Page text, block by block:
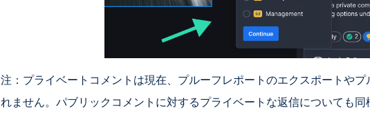
注：プライベートコメントは現在、プルーフレポートのエクスポートや
れません。パブリックコメントに対するプライベートな返信についても同